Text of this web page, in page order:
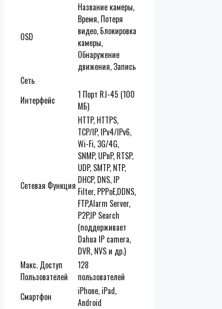
OSD
Название камеры,
Время, Потеря
видео, Блокировка
камеры,
Обнаружение
движения, Запись
Сеть
Интерфейс
1 Порт RJ-45 (100
МБ)
Сетевая Функция
HTTP, HTTPS,
TCP/IP, IPv4/IPv6,
Wi-Fi, 3G/4G,
SNMP, UPnP, RTSP,
UDP, SMTP, NTP,
DHCP, DNS, IP
Filter, PPPoE,DDNS,
FTP,Alarm Server,
P2P,IP Search
(поддерживает
Dahua IP camera,
DVR, NVS и др.)
Макс. Доступ
Пользователей
128
пользователей
Смартфон
iPhone, iPad,
Android